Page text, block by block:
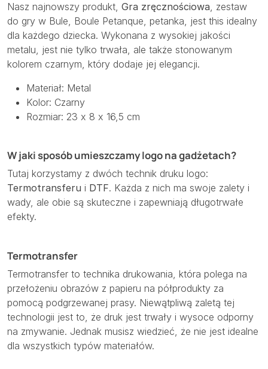
Nasz najnowszy produkt, Gra zręcznościowa, zestaw
do gry w Bule, Boule Petanque, petanka, jest this idealny
dla każdego dziecka. Wykonana z wysokiej jakości
metalu, jest nie tylko trwała, ale także stonowanym
kolorem czarnym, który dodaje jej elegancji.
Materiał: Metal
Kolor: Czarny
Rozmiar: 23 x 8 x 16,5 cm
W jaki sposób umieszczamy logo na gadżetach?
Tutaj korzystamy z dwóch technik druku logo:
Termotransferu i DTF. Każda z nich ma swoje zalety i
wady, ale obie są skuteczne i zapewniają długotrwałe
efekty.
Termotransfer
Termotransfer to technika drukowania, która polega na
przełożeniu obrazów z papieru na półprodukty za
pomocą podgrzewanej prasy. Niewątpliwą zaletą tej
technologii jest to, że druk jest trwały i wysoce odporny
na zmywanie. Jednak musisz wiedzieć, że nie jest idealne
dla wszystkich typów materiałów.